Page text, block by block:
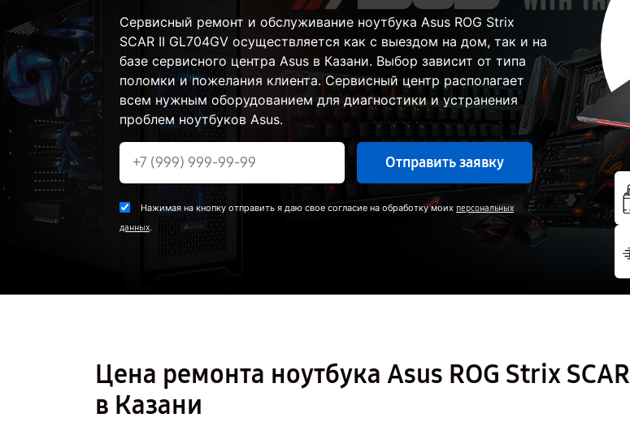
Сервисный ремонт и обслуживание ноутбука Asus ROG Strix
SCAR II GL704GV осуществляется как с выездом на дом, так и на
базе сервисного центра Asus в Казани. Выбор зависит от типа
поломки и пожелания клиента. Сервисный центр располагает
всем нужным оборудованием для диагностики и устранения
проблем ноутбуков Asus.
Отправить заявку
Нажимая на кнопку отправить я даю свое согласие на обработку моих персональных
данных.
Цена ремонта ноутбука Asus ROG Strix
в Казани